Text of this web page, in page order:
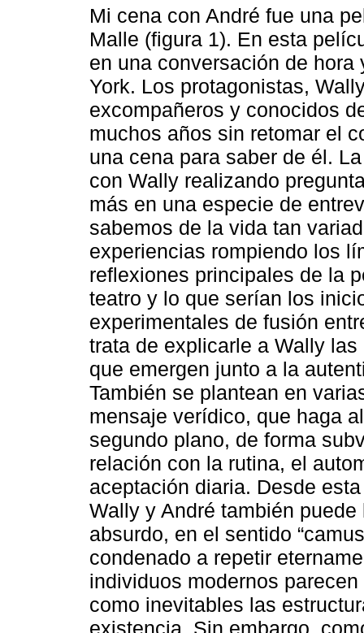
Mi cena con André fue una
Malle (figura 1). En esta
en una conversación de
York. Los protagonistas,
excompañeros y conocidos
muchos años sin retomar el
una cena para saber de él.
con Wally realizando
más en una especie de
sabemos de la vida tan
experiencias rompiendo los
reflexiones principales de la
teatro y lo que serían los
experimentales de fusión
trata de explicarle a Wally
que emergen junto a la
También se plantean en
mensaje verídico, que haga
segundo plano, de forma
relación con la rutina, el
aceptación diaria. Desde
Wally y André también
absurdo, en el sentido
condenado a repetir
individuos modernos
como inevitables las
existencia. Sin embargo,